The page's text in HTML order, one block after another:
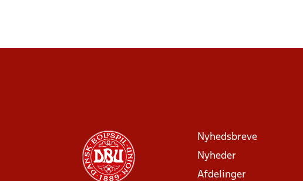
Nyhedsbreve
Nyheder
Afdelinger